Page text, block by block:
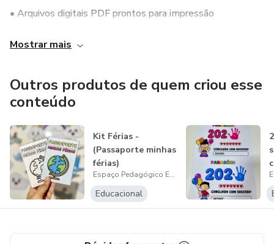
• Arquivos digitais PDF prontos para impressão
• Projetos temáticos para datas comemorativas
• Recursos alinhados à BNCC
• Design colorido, atrativo e pensado para sala de aula
💡 Seja para trabalhar conteúdos pedagógicos, decorar a
escola ou surpreender os pequenos, aqui você encontra
tudo o que precisa para transformar a aprendizagem em
Mostrar mais
Outros produtos de quem criou esse
conteúdo
Kit Férias -
(Passaporte minhas
férias)
Espaço Pedagógico Encantar
Educacional